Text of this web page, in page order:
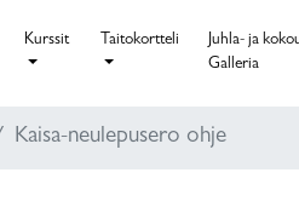
Kurssit Taitokortteli
Juhla- ja
Galleria
Kaisa-neulepusero ohje